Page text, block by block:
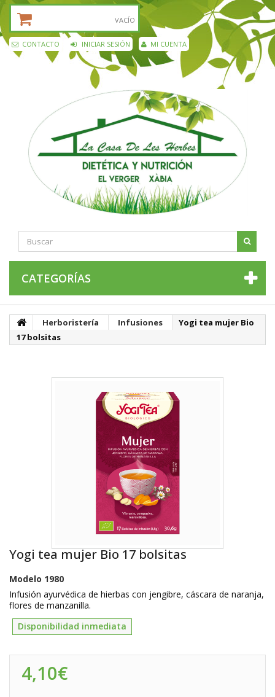
VACÍO
CONTACTO INICIAR SESIÓN MI CUENTA
CATEGORÍAS
Herboristería Infusiones
Yogi tea mujer Bio
17 bolsitas
Yogi tea mujer Bio 17 bolsitas
Modelo 1980
Infusión ayurvédica de hierbas con jengibre, cáscara de naranja,
flores de manzanilla.
Disponibilidad inmediata
4,10€